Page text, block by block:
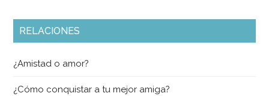
RELACIONES
¿Amistad o amor?
¿Cómo conquistar a tu mejor amiga?